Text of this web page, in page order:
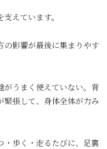
えています。
の影響が最後に集まりやす
がうまく使えていない。背
緊張して、身体全体が力み
・歩く・走るたびに、足裏